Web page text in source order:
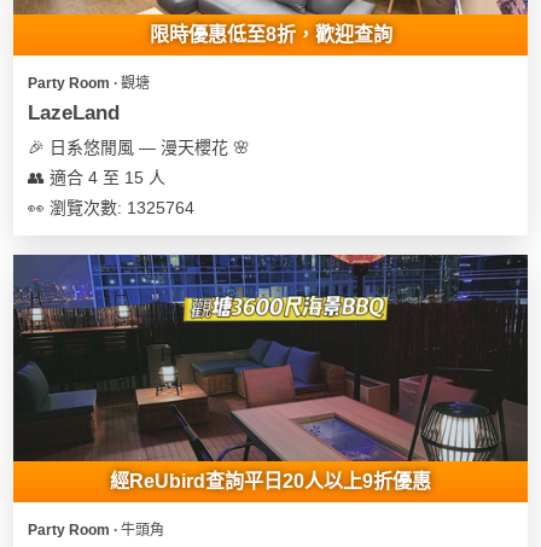
場
地
佈
用
品
即
食
煮
列
拖
業/
公
司
活
動
禮
親
子
活
需
軟
時
間
神
情
侶
心
願
清
們
於
限時優惠低至8折，歡迎查詢
Party Room ∙ 觀塘
LazeLand
🎉 日系悠閒風 — 漫天櫻花 🌸
👥 適合 4 至 15 人
👀 瀏覽次數: 1325764
經ReUbird查詢平日20人以上9折優惠
Party Room ∙ 牛頭角